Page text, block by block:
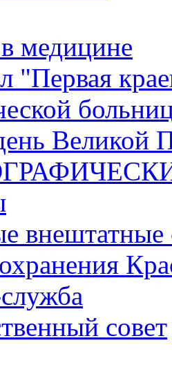
медицине
"Первая
Великой
внештатные
совет